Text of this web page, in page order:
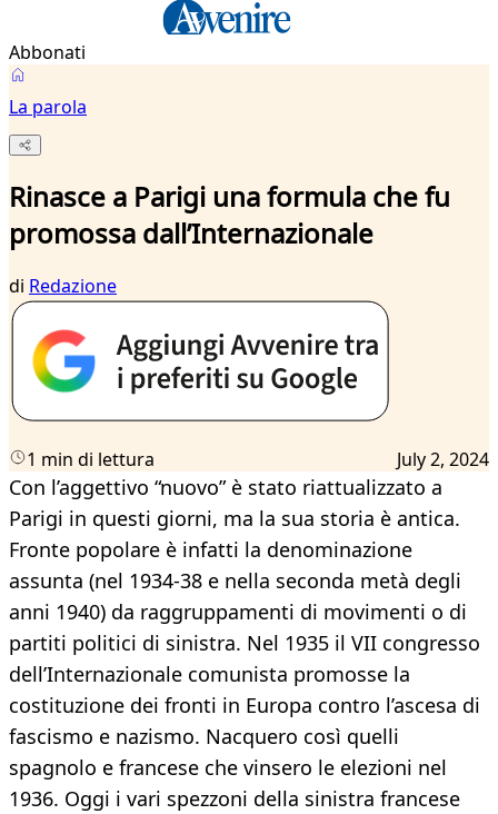
Abbonati
La parola
Rinasce a Parigi una formula che fu
promossa dall’Internazionale
di Redazione
1 min di lettura July 2, 2024
Con l’aggettivo “nuovo” è stato riattualizzato a
Parigi in questi giorni, ma la sua storia è antica.
Fronte popolare è infatti la denominazione
assunta (nel 1934-38 e nella seconda metà degli
anni 1940) da raggruppamenti di movimenti o di
partiti politici di sinistra. Nel 1935 il VII congresso
dell’Internazionale comunista promosse la
costituzione dei fronti in Europa contro l’ascesa di
fascismo e nazismo. Nacquero così quelli
spagnolo e francese che vinsero le elezioni nel
1936. Oggi i vari spezzoni della sinistra francese